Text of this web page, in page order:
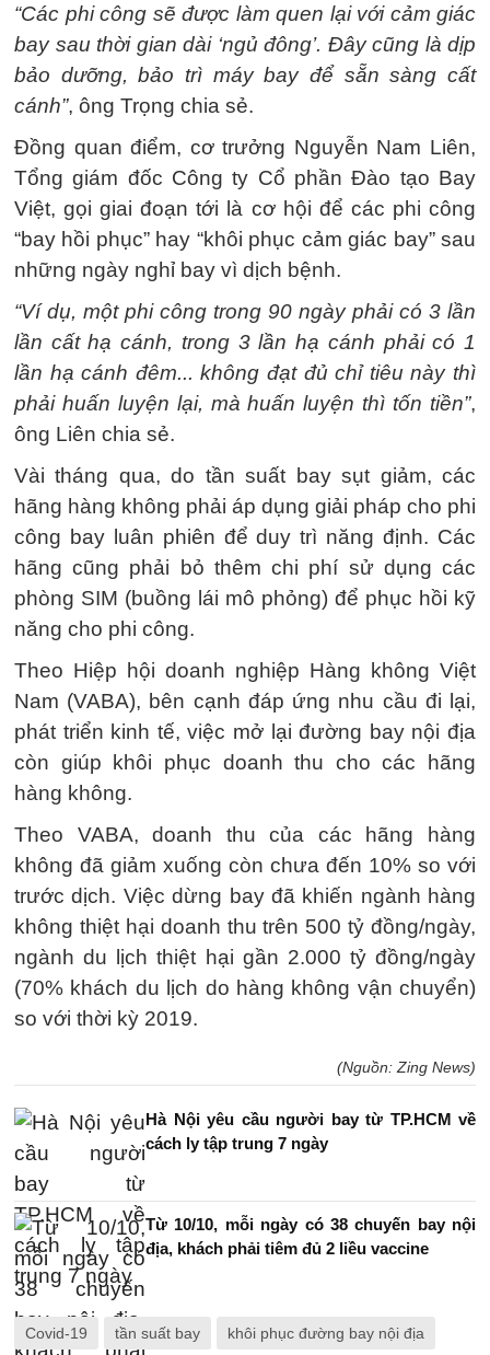
“Các phi công sẽ được làm quen lại với cảm giác
bay sau thời gian dài ‘ngủ đông’. Đây cũng là dịp
bảo dưỡng, bảo trì máy bay để sẵn sàng cất
cánh”, ông Trọng chia sẻ.
Đồng quan điểm, cơ trưởng Nguyễn Nam Liên,
Tổng giám đốc Công ty Cổ phần Đào tạo Bay
Việt, gọi giai đoạn tới là cơ hội để các phi công
“bay hồi phục” hay “khôi phục cảm giác bay” sau
những ngày nghỉ bay vì dịch bệnh.
“Ví dụ, một phi công trong 90 ngày phải có 3 lần
lần cất hạ cánh, trong 3 lần hạ cánh phải có 1
lần hạ cánh đêm... không đạt đủ chỉ tiêu này thì
phải huấn luyện lại, mà huấn luyện thì tốn tiền”,
ông Liên chia sẻ.
Vài tháng qua, do tần suất bay sụt giảm, các
hãng hàng không phải áp dụng giải pháp cho phi
công bay luân phiên để duy trì năng định. Các
hãng cũng phải bỏ thêm chi phí sử dụng các
phòng SIM (buồng lái mô phỏng) để phục hồi kỹ
năng cho phi công.
Theo Hiệp hội doanh nghiệp Hàng không Việt
Nam (VABA), bên cạnh đáp ứng nhu cầu đi lại,
phát triển kinh tế, việc mở lại đường bay nội địa
còn giúp khôi phục doanh thu cho các hãng
hàng không.
Theo VABA, doanh thu của các hãng hàng
không đã giảm xuống còn chưa đến 10% so với
trước dịch. Việc dừng bay đã khiến ngành hàng
không thiệt hại doanh thu trên 500 tỷ đồng/ngày,
ngành du lịch thiệt hại gần 2.000 tỷ đồng/ngày
(70% khách du lịch do hàng không vận chuyển)
so với thời kỳ 2019.
(Nguồn: Zing News)
Hà Nội yêu cầu người bay từ TP.HCM về
cách ly tập trung 7 ngày
Từ 10/10, mỗi ngày có 38 chuyến bay nội
địa, khách phải tiêm đủ 2 liều vaccine
Covid-19 tần suất bay khôi phục đường bay nội địa